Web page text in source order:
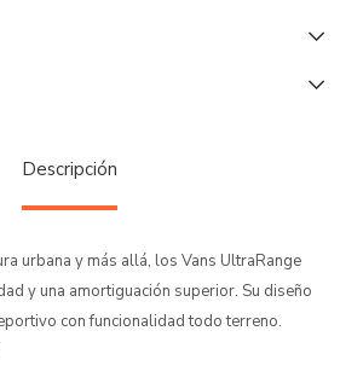
Descripción
urbana y más allá, los Vans UltraRange
y una amortiguación superior. Su diseño
con funcionalidad todo terreno.